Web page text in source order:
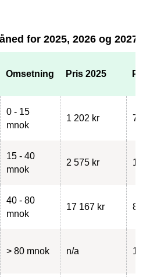
for 2025, 2026 og 2027*
Omsetning Pris 2025
0 - 15
mnok
1 202 kr 748
15 - 40
mnok
2 575 kr 1
40 - 80
mnok
17 167 kr 8
> 80 mnok n/a 13